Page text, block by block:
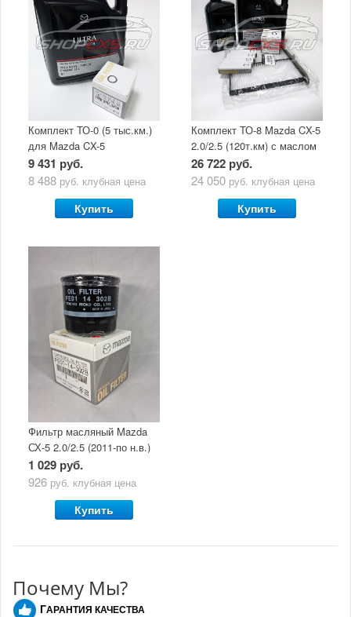
Комплект ТО-0 (5 тыс.км.)
для Mazda CX-5
(двигатель 2.0/2.5) с
маслом Mazda Original Oil
9 431 руб.
8 488 руб. клубная цена
Купить
Комплект ТО-8 Mazda CX-5
2.0/2.5 (120т.км) с маслом
Mazda Original Oil Ultra
5W30
26 722 руб.
24 050 руб. клубная цена
Купить
Фильтр масляный Mazda
СХ-5 2.0/2.5 (2011-по н.в.)
1 029 руб.
926 руб. клубная цена
Купить
Почему Мы?
ГАРАНТИЯ КАЧЕСТВА